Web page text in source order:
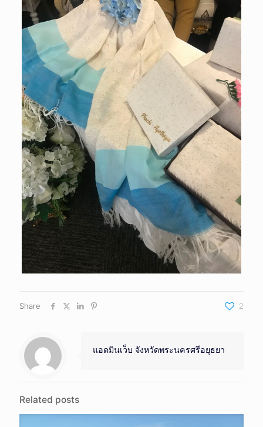
Share 2
แอดมินเว็บ จังหวัดพระนครศรีอยุธยา
Related posts